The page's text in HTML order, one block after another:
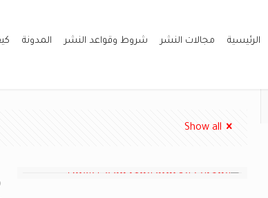
الرئيسية مجالات النشر شروط وقواعد النشر المدونة
Show all